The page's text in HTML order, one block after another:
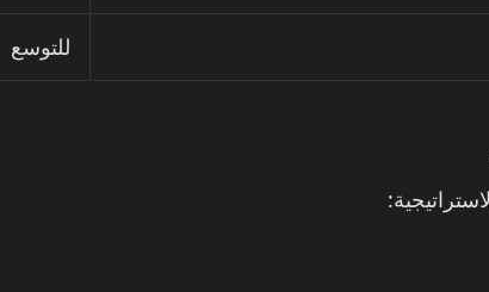
للتوسع